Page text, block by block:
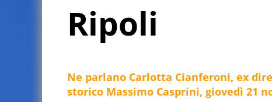
Ripoli
Ne parlano Carlotta Cianferoni, ex
storico Massimo Casprini, giovedì 21